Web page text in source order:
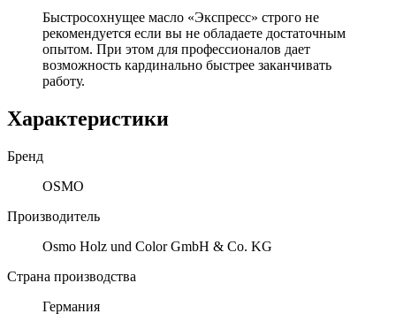
Быстросохнущее масло «Экспресс» строго не
рекомендуется если вы не обладаете достаточным
опытом. При этом для профессионалов дает
возможность кардинально быстрее заканчивать
работу.
Характеристики
Бренд
OSMO
Производитель
Osmo Holz und Color GmbH & Co. KG
Страна производства
Германия